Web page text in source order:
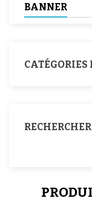
BANNER
CATÉGORIES